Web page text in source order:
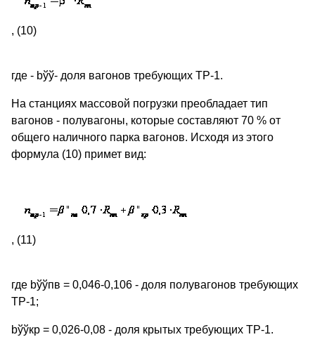
, (10)
где - bўў- доля вагонов требующих ТР-1.
На станциях массовой погрузки преобладает тип
вагонов - полувагоны, которые составляют 70 % от
общего наличного парка вагонов. Исходя из этого
формула (10) примет вид:
, (11)
где bўўпв = 0,046-0,106 - доля полувагонов требующих
ТР-1;
bўўкр = 0,026-0,08 - доля крытых требующих ТР-1.